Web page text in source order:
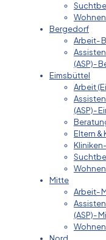
Bergedorf
Arbeit-
(ASP)-
Eimsbüttel
Arbeit
(ASP)-
Eltern &
Mitte
Arbeit-
(ASP)-